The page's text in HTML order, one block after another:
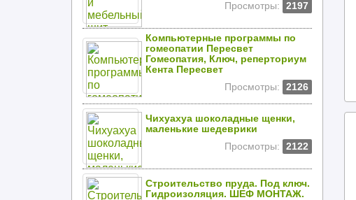
Просмотры:
2197
Компьютерные программы по
гомеопатии Пересвет
Гомеопатия, Ключ, реперториум
Кента Пересвет
Просмотры:
2126
Чихуахуа шоколадные щенки,
маленькие шедеврики
Просмотры:
2122
Строительство пруда. Под ключ.
Гидроизоляция. ШЕФ МОНТАЖ.